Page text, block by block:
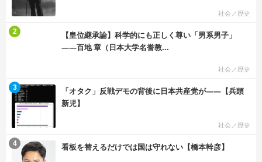
社会／歴史
【皇位継承論】科学的にも正しく尊い「男系男子」
――百地 章（日本大学名誉教...
社会／歴史
2
「オタク」反戦デモの背後に日本共産党が――【兵頭
新児】
社会／歴史
3
看板を替えるだけでは国は守れない【橋本幹彦】
4